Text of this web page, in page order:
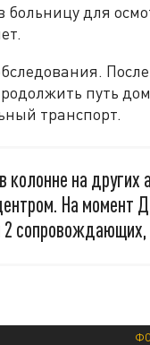
для
путь
транспорт.
на других
На момент
2 сопровождающих,